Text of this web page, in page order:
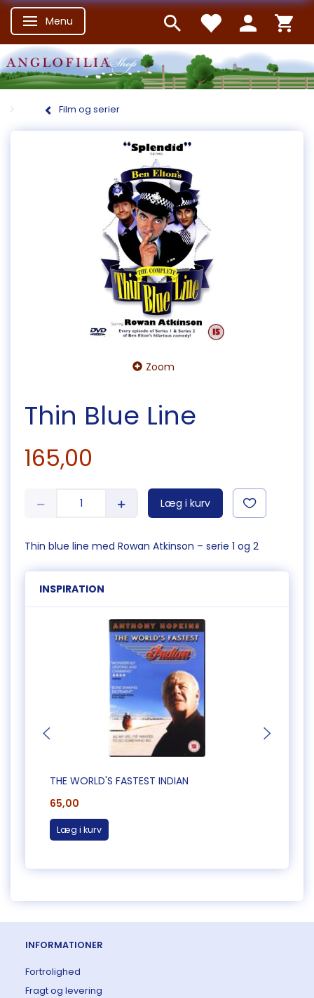
Skifte navigation
Menu
Film og serier
Zoom
Thin Blue Line
165,00
Læg i kurv
Thin blue line med Rowan Atkinson – serie 1 og 2
INSPIRATION
THE WORLD'S FASTEST INDIAN
65,00
Læg i kurv
INFORMATIONER
Fortrolighed
Fragt og levering